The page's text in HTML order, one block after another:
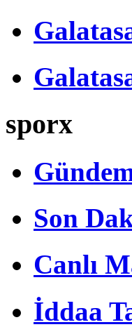
sporx
Son
Canlı
İddaa